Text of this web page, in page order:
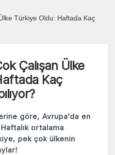
Türkiye Oldu: Haftada Kaç
Çalışan Ülke
Kaç
göre, Avrupa'da en
ortalama
pek çok ülkenin